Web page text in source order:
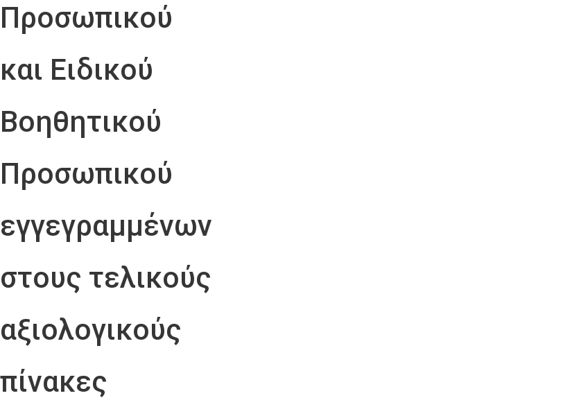
Προσωπικού
και Ειδικού
Βοηθητικού
Προσωπικού
εγγεγραμμένων
στους τελικούς
αξιολογικούς
πίνακες